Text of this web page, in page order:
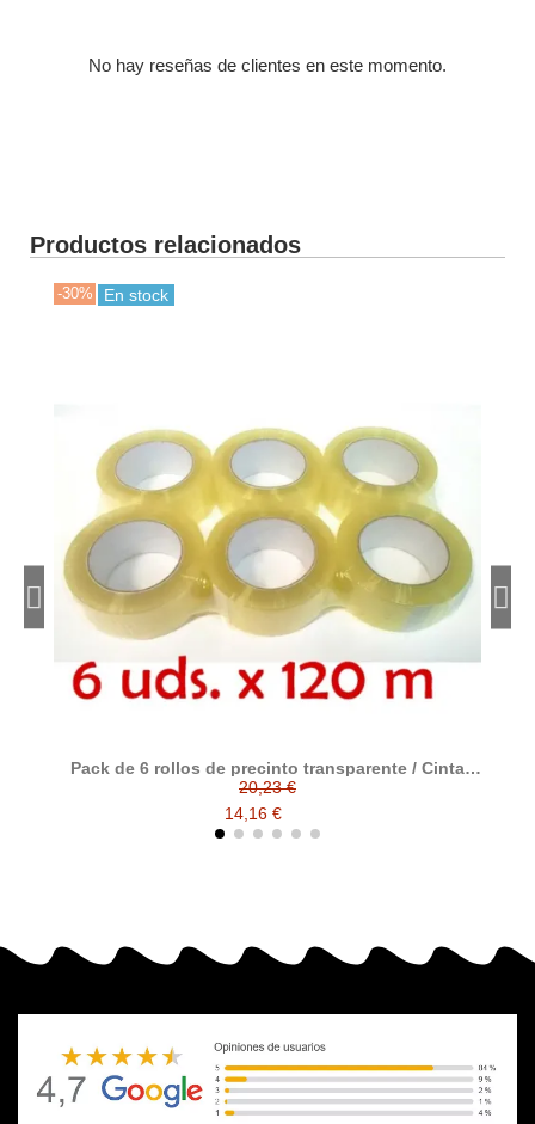
No hay reseñas de clientes en este momento.
Productos relacionados
-30% En stock
Pack de 6 rollos de precinto transparente / Cinta
adhesiva de polipropileno transparente tamaño 120
metros x 48 ancho
20,23 €
14,16 €